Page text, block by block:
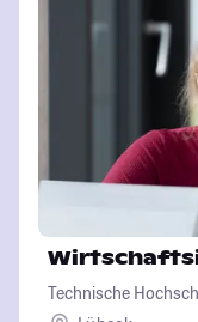
Technische